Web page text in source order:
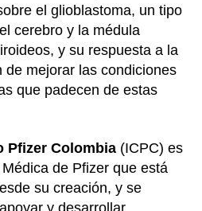
el glioblastoma, un tipo
cerebro y la médula
y su respuesta a la
de mejorar las condiciones
que padecen de estas
Pfizer Colombia (ICPC) es
de Pfizer que está
su creación, y se
y desarrollar